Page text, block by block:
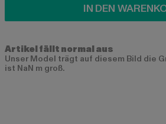
IN DEN
Artikel fällt normal aus
Unser Model trägt auf diesem Bild die
ist NaN m groß.